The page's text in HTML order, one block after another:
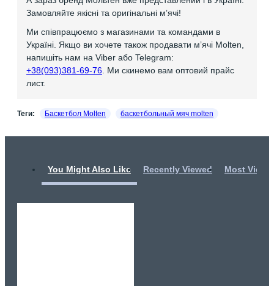
Замовляйте якісні та оригінальні мʼячі!
Ми співпрацюємо з магазинами та командами в
Україні. Якщо ви хочете також продавати мʼячі Molten,
напишіть нам на Viber або Telegram:
+38(093)381-69-76. Ми скинемо вам оптовий прайс
лист.
Теги: Баскетбол Molten баскетбольный мяч molten
You Might Also Like Recently Viewed Most